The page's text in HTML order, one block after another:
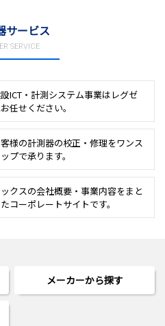
サービス
SERVICE
ICT・計測システム事業は レグゼ
任せください。
様の計測器の校正・修理をワンス
ップで承ります。
ックスの会社概要・事業内容をまと
コーポレートサイトです。
メーカーから探す